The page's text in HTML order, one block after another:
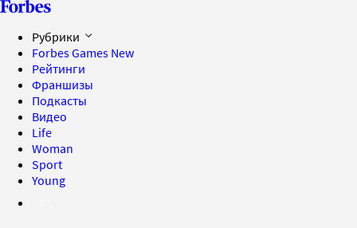
Рубрики
Forbes Games New
Рейтинги
Франшизы
Подкасты
Видео
Life
Woman
Sport
Young